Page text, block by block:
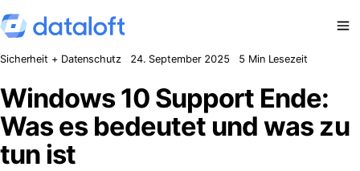
Zum Inhalt springen
Sicherheit + Datenschutz 24. September 2025 5 Min Lesezeit
Windows 10 Support Ende:
Was es bedeutet und was zu
tun ist